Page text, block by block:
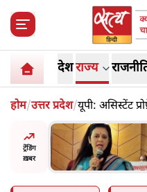
देशराज्य
होम/उत्तर प्रदेश/यूपी: असिस्टेंट
ट्रेंडिंग
ख़बर
' अंडों
सेनानी